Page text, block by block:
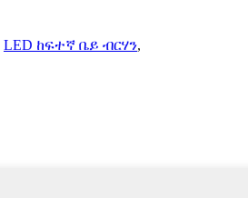
LED ከፍተኛ ቤይ ብርሃን,